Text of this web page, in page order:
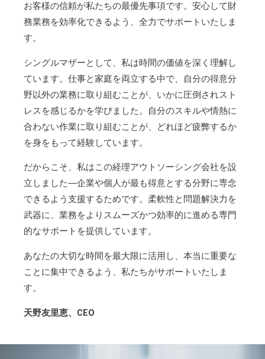
お客様の信頼が私たちの最優先事項です。安心して財
務業務を効率化できるよう、全力でサポートいたしま
す。
シングルマザーとして、私は時間の価値を深く理解し
ています。仕事と家庭を両立する中で、自分の得意分
野以外の業務に取り組むことが、いかに圧倒されスト
レスを感じるかを学びました。自分のスキルや情熱に
合わない作業に取り組むことが、どれほど疲弊するか
を身をもって経験しています。
だからこそ、私はこの経理アウトソーシング会社を設
立しました―企業や個人が最も得意とする分野に専念
できるよう支援するためです。柔軟性と問題解決力を
武器に、業務をよりスムーズかつ効率的に進める専門
的なサポートを提供しています。
あなたの大切な時間を最大限に活用し、本当に重要な
ことに集中できるよう、私たちがサポートいたしま
す。
天野友里恵、CEO